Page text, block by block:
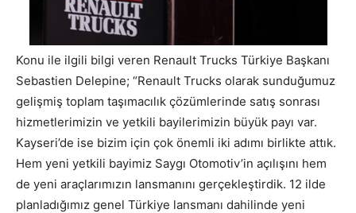
Konu ile ilgili bilgi veren Renault Trucks Türkiye Başkanı
Sebastien Delepine; “Renault Trucks olarak sunduğumuz
gelişmiş toplam taşımacılık çözümlerinde satış sonrası
hizmetlerimizin ve yetkili bayilerimizin büyük payı var.
Kayseri’de ise bizim için çok önemli iki adımı birlikte attık.
Hem yeni yetkili bayimiz Saygı Otomotiv’in açılışını hem
de yeni araçlarımızın lansmanını gerçekleştirdik. 12 ilde
planladığımız genel Türkiye lansmanı dahilinde yeni